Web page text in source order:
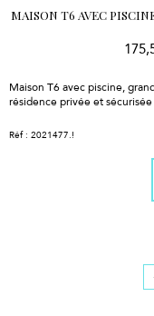
MAISON T6 AVEC
Maison T6 avec piscine,
résidence privée et
Réf : 2021477.!